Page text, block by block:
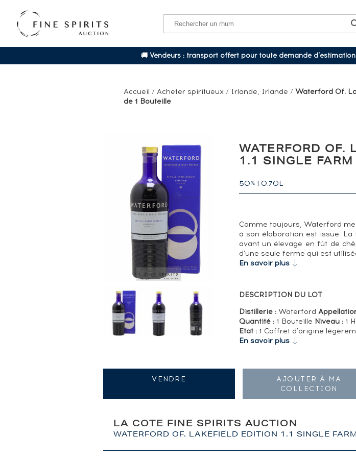
🚚 Vendeurs : transport offert pour toute demande
Accueil / Acheter spiritueux / Irlande, Irlande / Waterford Of.
de 1 Bouteille
WATERFORD OF.
1.1 SINGLE FARM
50% | 0.70L
Comme toujours, Waterford
à son élaboration est issue.
avant un élevage en fût de
d'une seule ferme qui est
En savoir plus
DESCRIPTION DU LOT
Distillerie :Waterford
Quantité :1 Bouteille Niveau :1
Etat :1 Coffret d'origine
En savoir plus
LA COTE FINE SPIRITS AUCTION
WATERFORD OF. LAKEFIELD EDITION 1.1 SINGLE
VENDRE
AJOUTER À MA
COLLECTION